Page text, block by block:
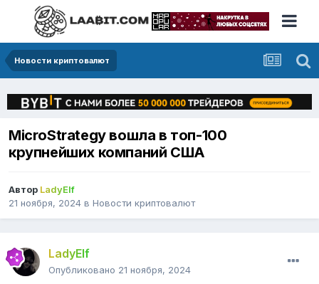
Новости криптовалют
MicroStrategy вошла в топ-100
крупнейших компаний США
Автор LadyElf
21 ноября, 2024 в Новости криптовалют
LadyElf
Опубликовано 21 ноября, 2024